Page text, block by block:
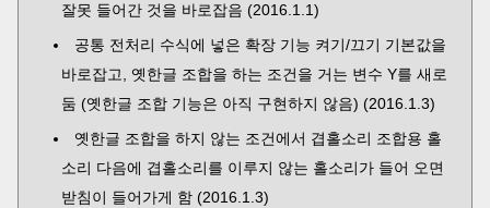
잘못 들어간 것을 바로잡음 (2016.1.1)
공통 전처리 수식에 넣은 확장 기능 켜기/끄기 기본값을
바로잡고, 옛한글 조합을 하는 조건을 거는 변수 Y를 새로
둠 (옛한글 조합 기능은 아직 구현하지 않음) (2016.1.3)
옛한글 조합을 하지 않는 조건에서 겹홀소리 조합용 홀
소리 다음에 겹홀소리를 이루지 않는 홀소리가 들어 오면
받침이 들어가게 함 (2016.1.3)